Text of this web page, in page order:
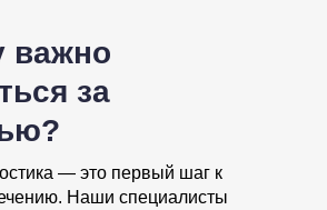
важно
за
— это первый шаг к
Наши специалисты